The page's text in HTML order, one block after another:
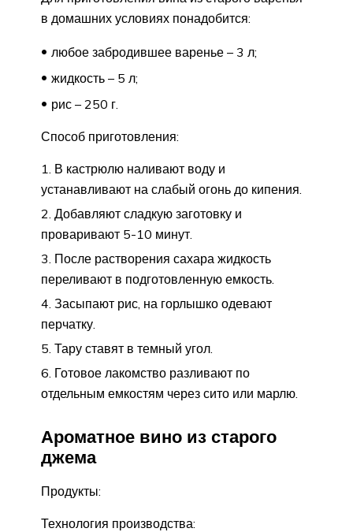
в домашних условиях понадобится:
любое забродившее варенье – 3 л;
жидкость – 5 л;
рис – 250 г.
Способ приготовления:
В кастрюлю наливают воду и
устанавливают на слабый огонь до кипения.
Добавляют сладкую заготовку и
проваривают 5-10 минут.
После растворения сахара жидкость
переливают в подготовленную емкость.
Засыпают рис, на горлышко одевают
перчатку.
Тару ставят в темный угол.
Готовое лакомство разливают по
отдельным емкостям через сито или марлю.
Ароматное вино из старого
джема
Продукты:
Технология производства: